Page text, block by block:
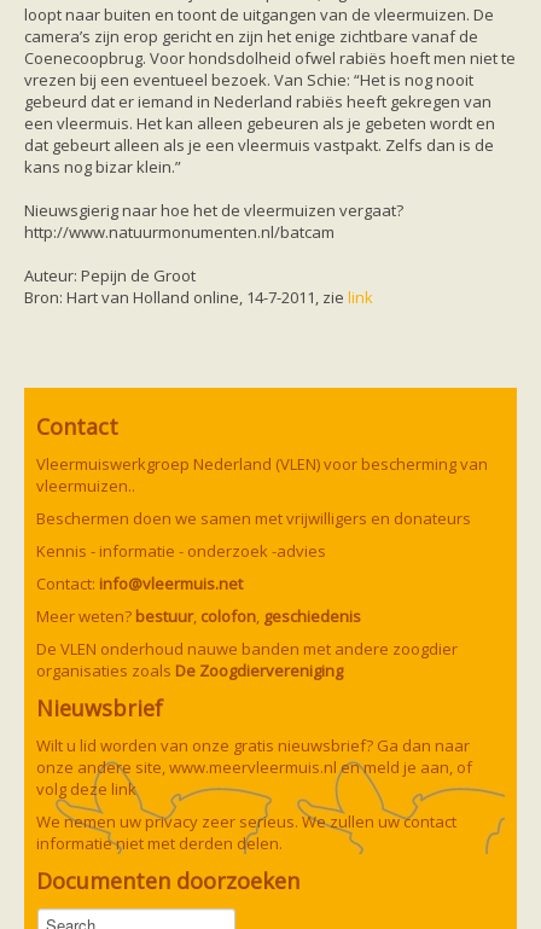
loopt naar buiten en toont de uitgangen van de vleermuizen. De
camera’s zijn erop gericht en zijn het enige zichtbare vanaf de
Coenecoopbrug. Voor hondsdolheid ofwel rabiës hoeft men niet te
vrezen bij een eventueel bezoek. Van Schie: “Het is nog nooit
gebeurd dat er iemand in Nederland rabiës heeft gekregen van
een vleermuis. Het kan alleen gebeuren als je gebeten wordt en
dat gebeurt alleen als je een vleermuis vastpakt. Zelfs dan is de
kans nog bizar klein.”
Nieuwsgierig naar hoe het de vleermuizen vergaat?
http://www.natuurmonumenten.nl/batcam
Auteur: Pepijn de Groot
Bron: Hart van Holland online, 14-7-2011, zie link
Contact
Vleermuiswerkgroep Nederland (VLEN) voor bescherming van
vleermuizen..
Beschermen doen we samen met vrijwilligers en donateurs
Kennis - informatie - onderzoek -advies
Contact: info@vleermuis.net
Meer weten? bestuur, colofon geschiedenis
De VLEN onderhoud nauwe banden met andere zoogdier
organisaties zoals De Zoogdiervereniging
Nieuwsbrief
Wilt u lid worden van onze gratis nieuwsbrief? Ga dan naar
onze andere site, www.meervleermuis.nlen meld je aan, of
volg deze link
We nemen uw privacy zeer serieus. We zullen uw contact
informatie niet met derden delen.
Documenten doorzoeken